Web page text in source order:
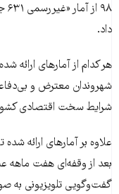
داد.
هر کدام از آمارهای
شهروندان معترض و
شرایط سخت اقتصادی
علاوه بر آمارهای ارائه
بعد از وقفه‌ای هفت ماهه